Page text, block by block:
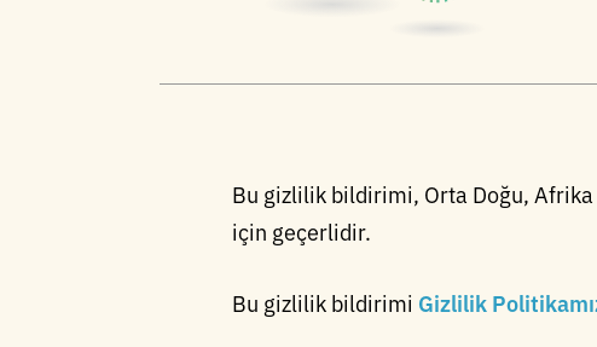
Bu gizlilik bildirimi, Orta Doğu,
için geçerlidir.
Bu gizlilik bildirimi Gizlilik